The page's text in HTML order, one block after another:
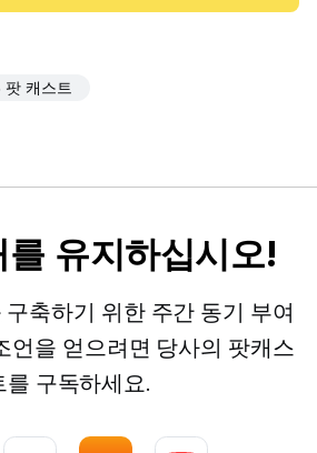
팟 캐스트
유지하십시오!
축하기 위한 주간 동기 부여
언을 얻으려면 당사의 팟캐스
를 구독하세요.